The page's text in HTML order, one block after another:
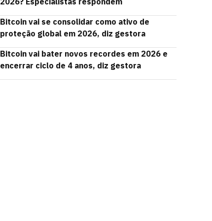
Bitcoin vai se consolidar como ativo de
proteção global em 2026, diz gestora
Bitcoin vai bater novos recordes em 2026 e
encerrar ciclo de 4 anos, diz gestora